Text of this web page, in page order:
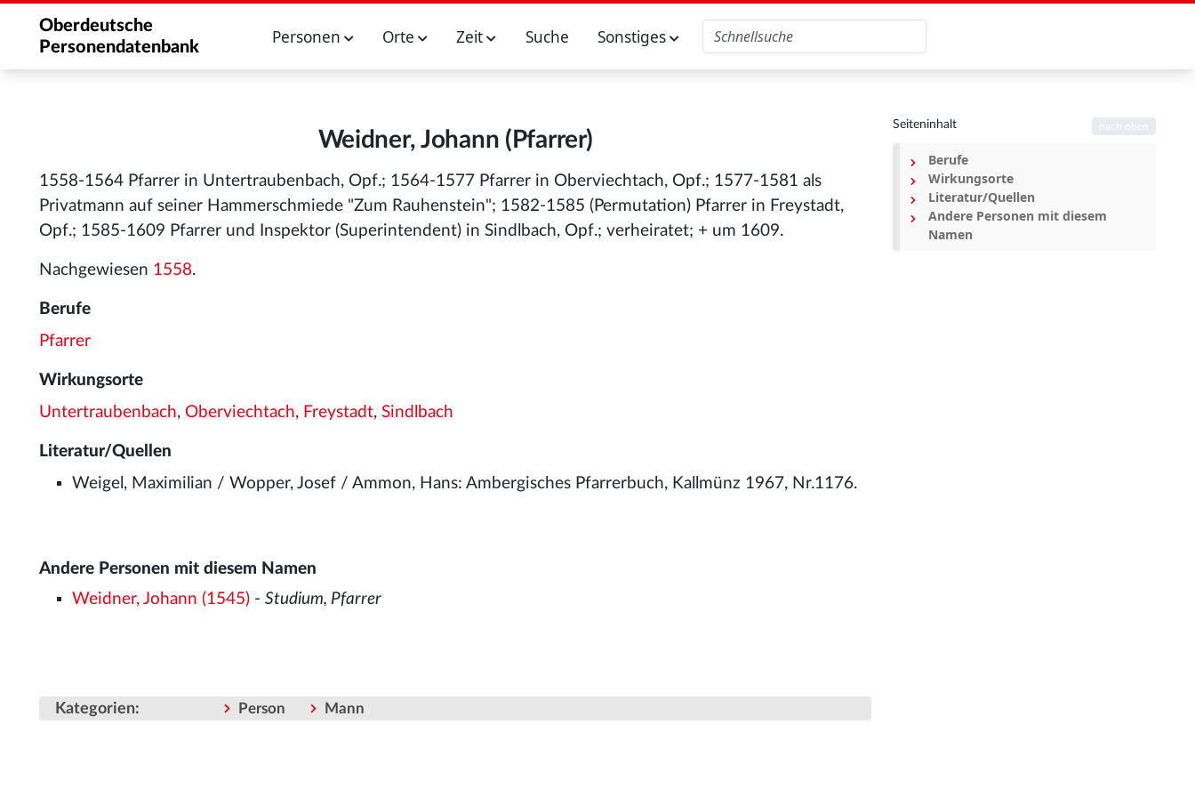
Oberdeutsche
Personendatenbank
Personen Orte Zeit Suche Sonstiges
Weidner, Johann (Pfarrer)
1558-1564 Pfarrer in Untertraubenbach, Opf.; 1564-1577 Pfarrer in Oberviechtach, Opf.; 1577-1581 als
Privatmann auf seiner Hammerschmiede "Zum Rauhenstein"; 1582-1585 (Permutation) Pfarrer in Freystadt,
Opf.; 1585-1609 Pfarrer und Inspektor (Superintendent) in Sindlbach, Opf.; verheiratet; + um 1609.
Nachgewiesen 1558.
Berufe
Pfarrer
Wirkungsorte
Untertraubenbach, Oberviechtach, Freystadt, Sindlbach
Literatur/Quellen
Weigel, Maximilian / Wopper, Josef / Ammon, Hans: Ambergisches Pfarrerbuch, Kallmünz 1967, Nr.1176.
Andere Personen mit diesem Namen
Weidner, Johann (1545) -Studium, Pfarrer
Kategorien: Person Mann
Seiteninhalt
Berufe
Wirkungsorte
Literatur/Quellen
Andere Personen mit diesem
Namen